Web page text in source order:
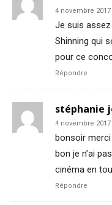
4 novembre
Je suis
Shinning qui
pour ce
Répondre
stéphanie
4 novembre
bonsoir
bon je n’ai
cinéma en
Répondre